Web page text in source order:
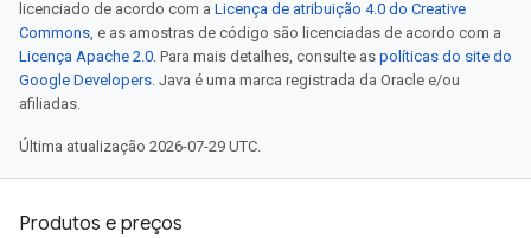
licenciado de acordo com a Licença de atribuição 4.0 do Creative
Commons, e as amostras de código são licenciadas de acordo com a
Licença Apache 2.0. Para mais detalhes, consulte as políticas do site do
Google Developers. Java é uma marca registrada da Oracle e/ou
afiliadas.
Última atualização 2026-07-29 UTC.
Produtos e preços